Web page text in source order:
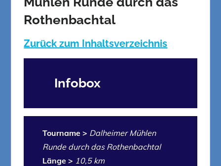
Rothenbachtal
Zurück zum Inhaltsverzeichnis
Infobox
Tourname > Dalheimer Mühlen
Runde durch das Rothenbachtal
Länge > 10,5 km